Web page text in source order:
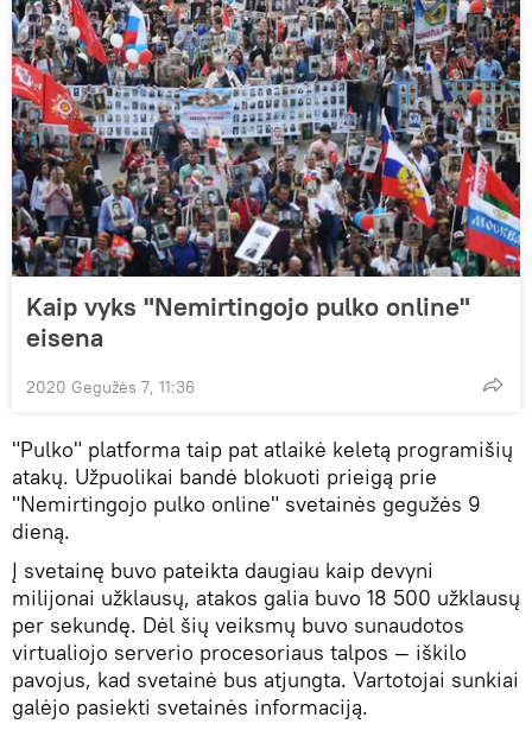
Kaip vyks "Nemirtingojo pulko online"
eisena
2020 Gegužės 7, 11:36
"Pulko" platforma taip pat atlaikė keletą programišių
atakų. Užpuolikai bandė blokuoti prieigą prie
"Nemirtingojo pulko online" svetainės gegužės 9
dieną.
Į svetainę buvo pateikta daugiau kaip devyni
milijonai užklausų, atakos galia buvo 18 500 užklausų
per sekundę. Dėl šių veiksmų buvo sunaudotos
virtualiojo serverio procesoriaus talpos — iškilo
pavojus, kad svetainė bus atjungta. Vartotojai sunkiai
galėjo pasiekti svetainės informaciją.